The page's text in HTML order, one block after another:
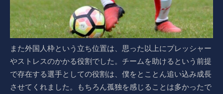
また外国人枠という立ち位置は、思った以上にプレッシャー
やストレスのかかる役割でした。チームを助けるという前提
で存在する選手としての役割は、僕をとことん追い込み成長
させてくれました。もちろん孤独を感じることは多かったで